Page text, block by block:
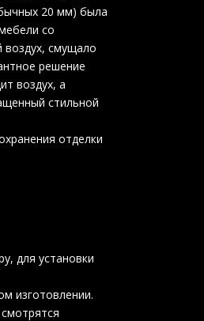
20 мм) была
со
воздух, смущало
решение
воздух, а
стильной
отделки
для установки
изготовлении.